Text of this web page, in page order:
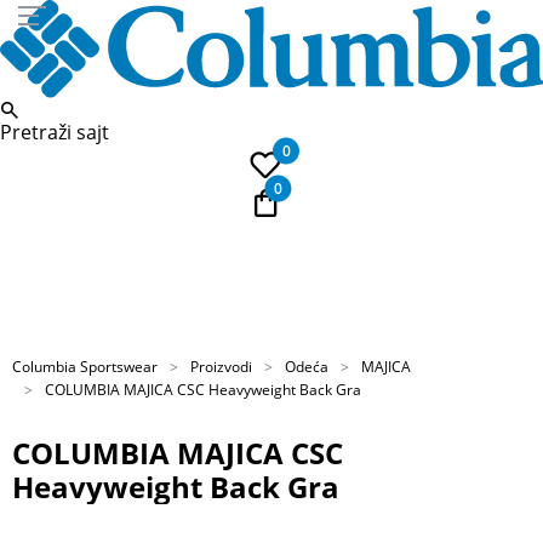
Pretraži sajt
0
0
Columbia Sportswear Proizvodi Odeća
MAJICA
COLUMBIA MAJICA CSC Heavyweight Back Gra
COLUMBIA MAJICA CSC
Heavyweight Back Gra